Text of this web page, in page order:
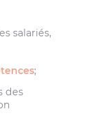
salariés,
;
des